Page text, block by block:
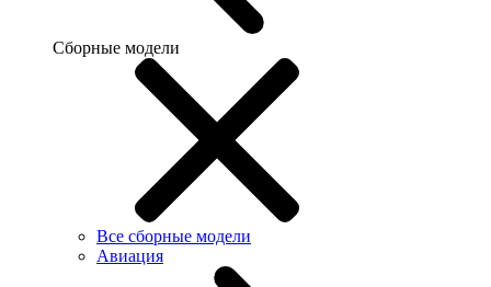
Сборные модели
Все сборные модели
Авиация